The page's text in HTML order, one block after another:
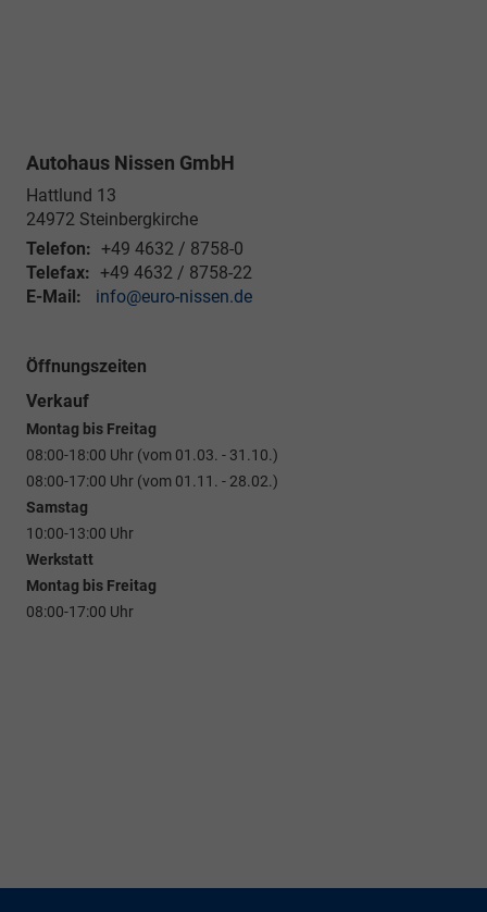
Autohaus Nissen GmbH
Hattlund 13
24972 Steinbergkirche
Telefon: +49 4632 / 8758-0
Telefax: +49 4632 / 8758-22
E-Mail:
info@euro-nissen.de
Öffnungszeiten
Verkauf
Montag bis Freitag
08:00-18:00 Uhr (vom 01.03. - 31.10.)
08:00-17:00 Uhr (vom 01.11. - 28.02.)
Samstag
10:00-13:00 Uhr
Werkstatt
Montag bis Freitag
08:00-17:00 Uhr